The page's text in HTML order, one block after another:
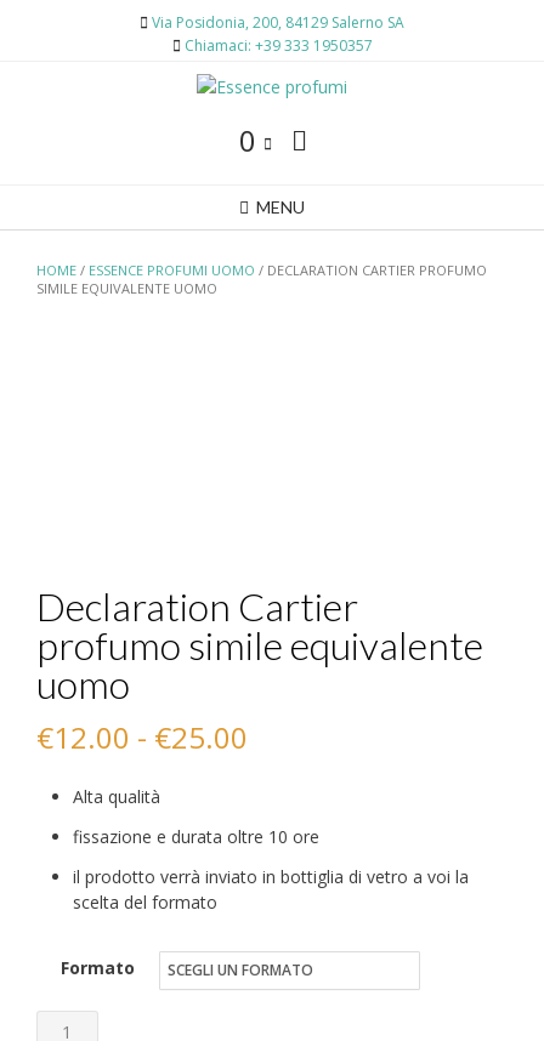
Via Posidonia, 200, 84129 Salerno SA
Chiamaci: +39 333 1950357
0
MENU
HOME / ESSENCE PROFUMI UOMO / DECLARATION CARTIER PROFUMO
SIMILE EQUIVALENTE UOMO
Declaration Cartier
profumo simile equivalente
uomo
€12.00 - €25.00
prezzo:
da
a
€25.00
Alta qualità
fissazione e durata oltre 10 ore
il prodotto verrà inviato in bottiglia di vetro a voi la
scelta del formato
Formato
Declaration